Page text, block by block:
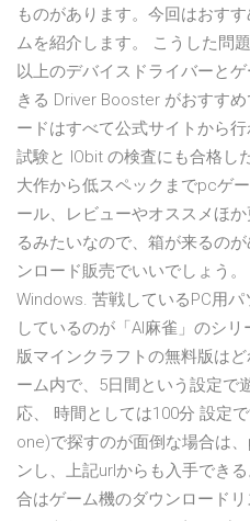
ものがあります。今回はおす
ムを紹介します。 こうした問
以上のデバイスドライバーと
きる Driver Booster がおすす
ードはすべて公式サイトから
試験と IObit の検査にも合格し
大作から低スペックまでpcゲ
ール、レビューやオススメほ
るみたいなので、箱が来るの
ンロード販売でいいでしょう
Windows. 苦戦しているPC用
しているのが「AI麻雀」のシ
版マインクラフトの無料版は
ーム内で、5日間という設定で
応、 時間としては100分 設定
one)で探すのが面倒な場合は
ンし、上記urlからも入手でき
合はゲーム機のダウンロード